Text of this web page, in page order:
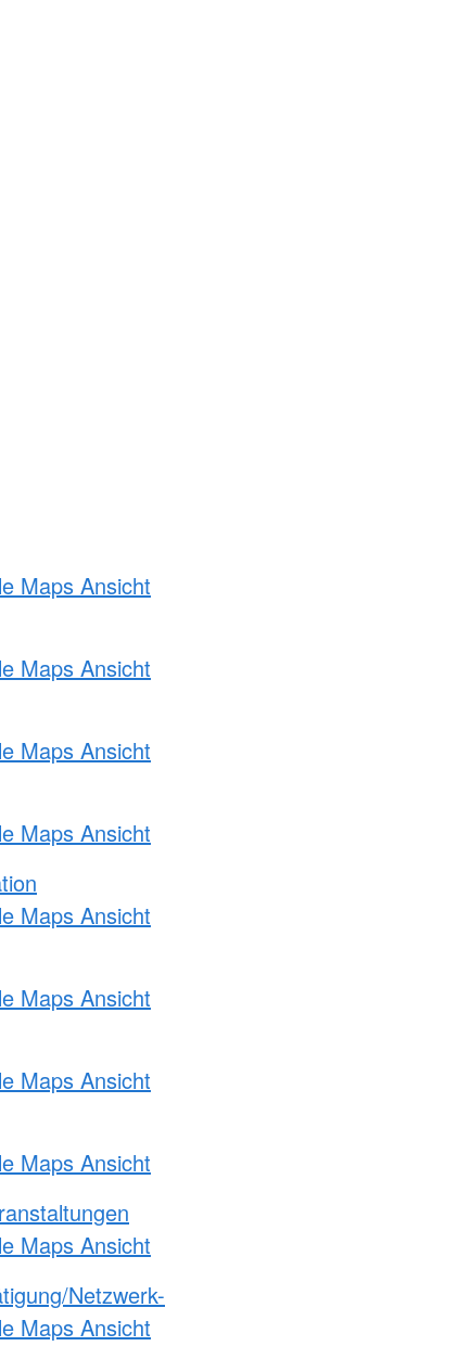
Maps Ansicht
Maps Ansicht
Maps Ansicht
Maps Ansicht
Maps Ansicht
Maps Ansicht
Maps Ansicht
Maps Ansicht
Maps Ansicht
Netzwerk-
Maps Ansicht